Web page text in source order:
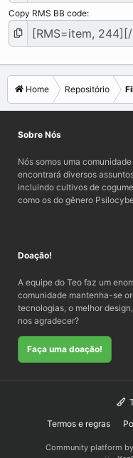
Copy RMS BB code
Home Repositório
Sobre Nós
Nós somos uma
encontrará diversos
incluindo cultivos de
como os do gênero
Doação!
A equipe do Teo faz um
comunidade mantenha-se
tecnologias, o melhor
nos agradecer?
Faça uma doação!
Termos e regras
Community platform